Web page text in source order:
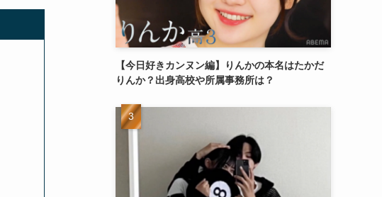
【今日好きカンヌン編】りんかの本名はたかだ
りんか？出身高校や所属事務所は？